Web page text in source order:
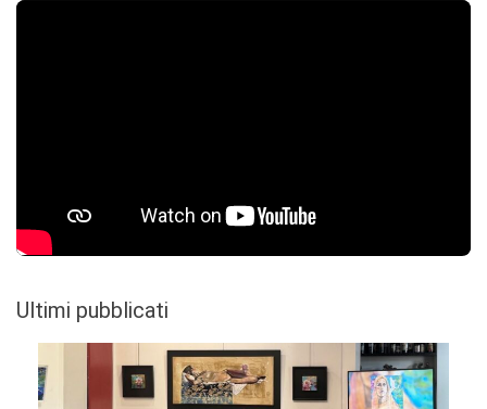
Ultimi pubblicati